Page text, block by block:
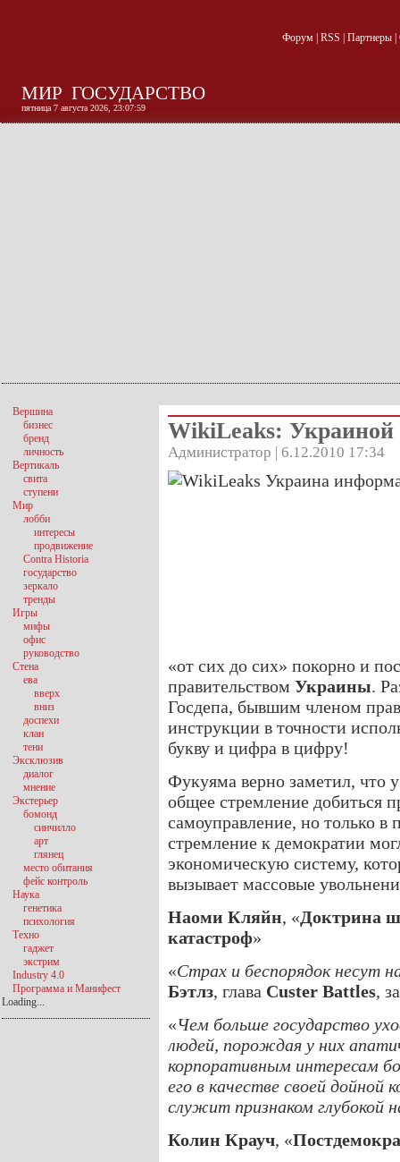
Форум| RSS Партнеры|
МИР ГОСУДАРСТВО
пятница 7 августа 2026, 23:08:01
WikiLeaks:
Администратор | 6.12.2010 17:34
«от сих до сих» покорно и
правительством Украины.
Госдепа, бывшим членом
инструкции в точности
букву и цифра в цифру!
Фукуяма верно заметил, что
общее стремление добиться
самоуправление, но только в
стремление к демократии
экономическую систему,
вызывает массовые
Наоми Кляйн, «Доктрина
катастроф»
«Страх и беспорядок несут
Бэтлз, глава Custer Battles,
«Чем больше государство
людей, порождая у них
корпоративным интересам
его в качестве своей дойной
служит признаком глубокой
Колин Крауч, «
Вершина
бизнес
бренд
личность
Вертикаль
свита
ступени
Мир
лобби
интересы
продвижение
Contra Historia
государство
зеркало
тренды
Игры
мифы
офис
руководство
Стена
ева
вверх
вниз
доспехи
клан
тени
Эксклюзив
диалог
мнение
Экстерьер
бомонд
синчилло
арт
глянец
место обитания
фейс контроль
Наука
генетика
психология
Техно
гаджет
экстрим
Industry 4.0
Программа и Манифест
Loading...